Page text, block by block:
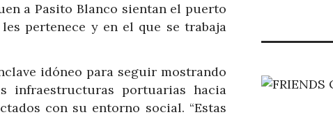
a Pasito Blanco sientan el puerto
pertenece y en el que se trabaja
idóneo para seguir mostrando
infraestructuras portuarias hacia
con su entorno social. “Estas